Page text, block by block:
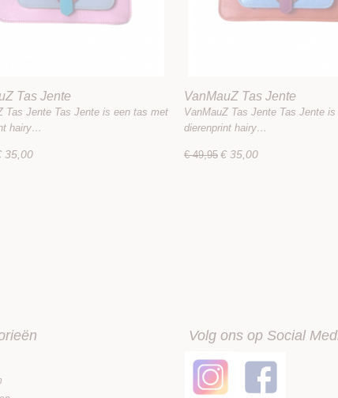
Tas Jente
Tas Jente Tas Jente is een tas met
hairy…
35,00
VanMauZ Tas Jente
VanMauZ Tas Jente Tas Jente
dierenprint hairy…
€ 49,95 € 35,00
Volg ons op Social